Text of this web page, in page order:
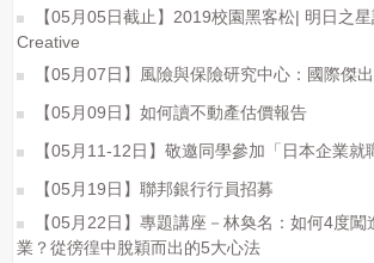
【05月05日截止】2019校園黑客松| 明日之
Creative‎
【05月07日】風險與保險研究中心：國際傑
【05月09日】如何讀不動產估價報告
【05月11-12日】敬邀同學參加「日本企業就
【05月19日】聯邦銀行行員招募
【05月22日】專題講座－林奐名：如何4度
業？從徬徨中脫穎而出的5大心法